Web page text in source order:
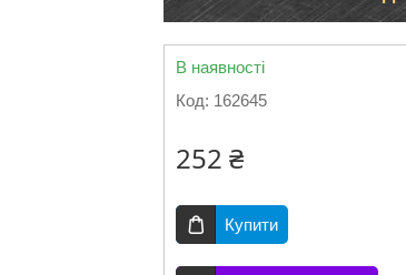
В наявності
Код: 162645
252 ₴
Купити